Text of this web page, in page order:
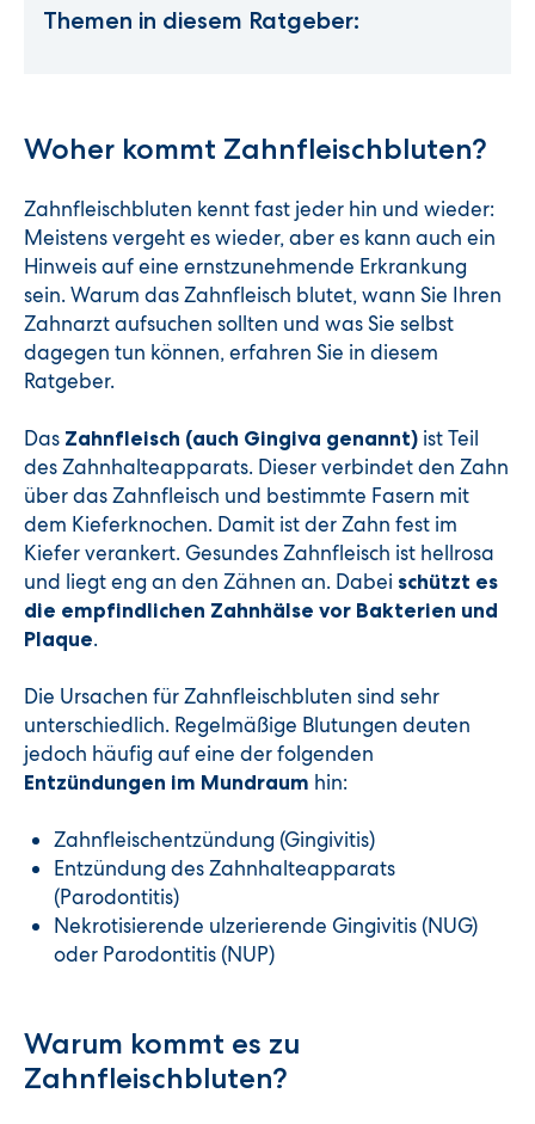
Themen in diesem Ratgeber:
Woher kommt Zahnfleischbluten?
Zahnfleischbluten kennt fast jeder hin und wieder:
Meistens vergeht es wieder, aber es kann auch ein
Hinweis auf eine ernstzunehmende Erkrankung
sein. Warum das Zahnfleisch blutet, wann Sie Ihren
Zahnarzt aufsuchen sollten und was Sie selbst
dagegen tun können, erfahren Sie in diesem
Ratgeber.
Das Zahnfleisch (auch Gingiva genannt) ist Teil
des Zahnhalteapparats. Dieser verbindet den Zahn
über das Zahnfleisch und bestimmte Fasern mit
dem Kieferknochen. Damit ist der Zahn fest im
Kiefer verankert. Gesundes Zahnfleisch ist hellrosa
und liegt eng an den Zähnen an. Dabei schützt es
die empfindlichen Zahnhälse vor Bakterien und
Plaque.
Die Ursachen für Zahnfleischbluten sind sehr
unterschiedlich. Regelmäßige Blutungen deuten
jedoch häufig auf eine der folgenden
Entzündungen im Mundraum hin:
Zahnfleischentzündung (Gingivitis)
Entzündung des Zahnhalteapparats
(Parodontitis)
Nekrotisierende ulzerierende Gingivitis (NUG)
oder Parodontitis (NUP)
Warum kommt es zu
Zahnfleischbluten?